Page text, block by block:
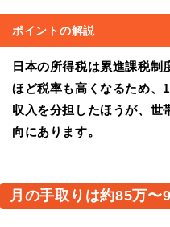
ポイントの解説
日本の所得税は累進課税
ほど税率も高くなるため、
収入を分担したほうが、世
向にあります。
月の手取りは約85万〜